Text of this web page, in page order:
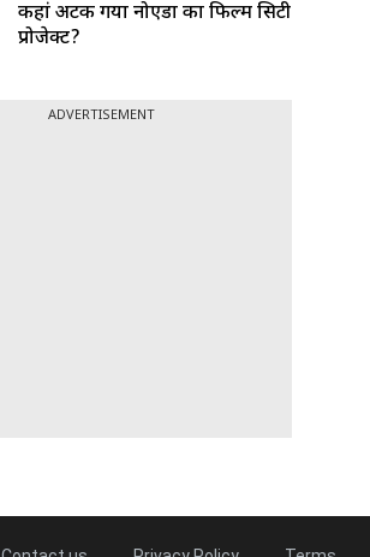
कहां अटक गया नोएडा का फिल्म सिटी
प्रोजेक्ट?
ADVERTISEMENT